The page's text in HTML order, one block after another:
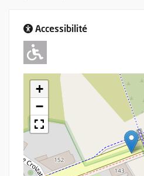
Accessibilité
Adapté pour
+
−